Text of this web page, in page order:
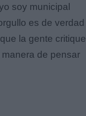
soy municipal
es de verdad
la gente critique
manera de pensar